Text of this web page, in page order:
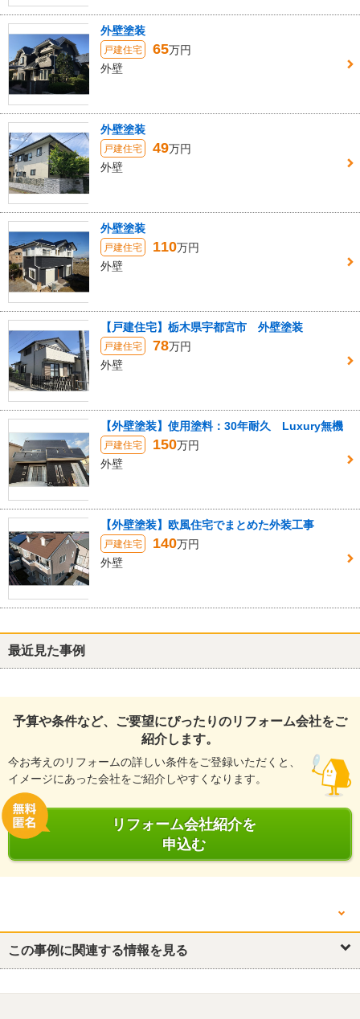
外壁塗装
戸建住宅 65万円
外壁
外壁塗装
戸建住宅 49万円
外壁
外壁塗装
戸建住宅 110万円
外壁
【戸建住宅】栃木県宇都宮市 外壁塗装
戸建住宅 78万円
外壁
【外壁塗装】使用塗料：30年耐久 Luxury無機
戸建住宅 150万円
外壁
【外壁塗装】欧風住宅でまとめた外装工事
戸建住宅 140万円
外壁
最近見た事例
予算や条件など、ご要望にぴったりのリフォーム会社をご
紹介します。
今お考えのリフォームの詳しい条件をご登録いただくと、
イメージにあった会社をご紹介しやすくなります。
リフォーム会社紹介を
申込む
他の箇所を見る
外壁
この事例に関連する情報を見る